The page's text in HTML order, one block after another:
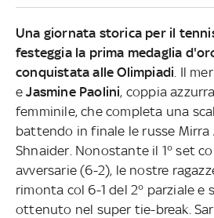
Una giornata storica per il
festeggia la prima medaglia
conquistata alle Olimpiadi . Il
e Jasmine Paolini, coppia
femminile, che completa una
battendo in finale le russe Mirra
Shnaider. Nonostante il 1° set
avversarie (6-2), le nostre
rimonta col 6-1 del 2° parziale
ottenuto nel super tie-break.